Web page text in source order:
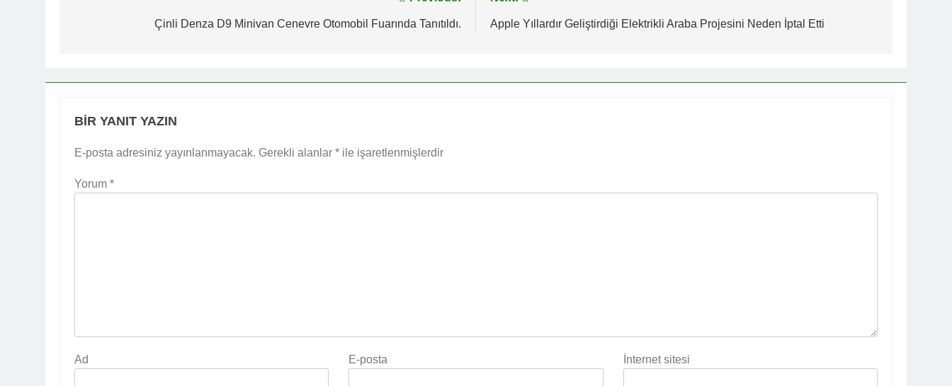
gezinmesiÇinli Denza D9 Minivan Cenevre Otomobil Fuarında Tanıtıldı. Apple Yıllardır Geliştirdiği Elektrikli Araba Projesini Neden İptal Etti
BIR YANIT YAZIN
E-posta adresiniz yayınlanmayacak. Gerekli alanlar * ile işaretlenmişlerdir
Yorum *
Ad E-posta İnternet sitesi